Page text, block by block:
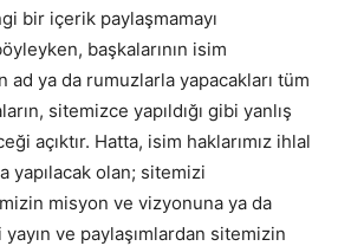
bir içerik paylaşmamayı
başkalarının isim
ad ya da rumuzlarla yapacakları tüm
sitemizce yapıldığı gibi yanlış
açıktır. Hatta, isim haklarımız ihlal
yapılacak olan; sitemizi
misyon ve vizyonuna ya da
yayın ve paylaşımlardan sitemizin